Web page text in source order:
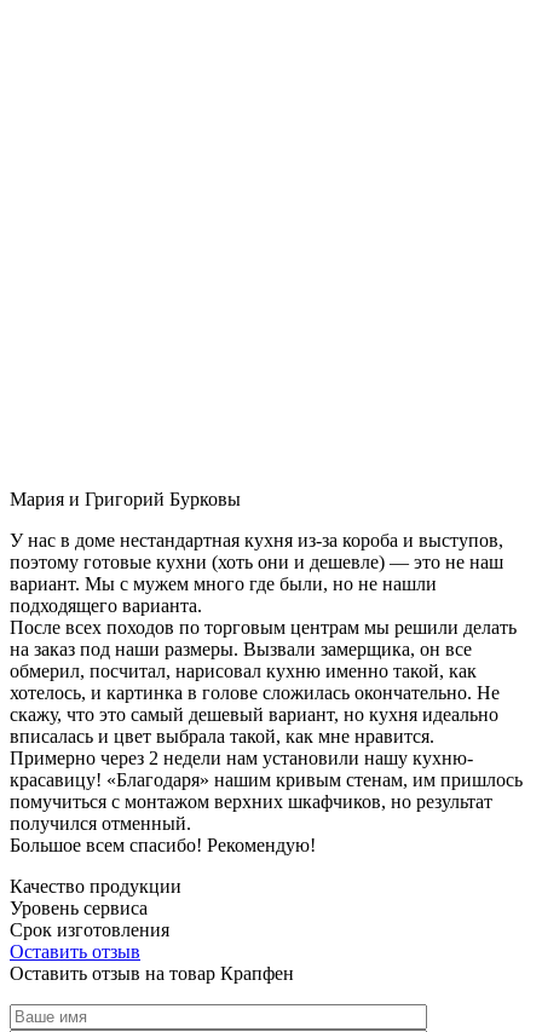
Мария и Григорий Бурковы
У нас в доме нестандартная кухня из-за короба и выступов,
поэтому готовые кухни (хоть они и дешевле) — это не наш
вариант. Мы с мужем много где были, но не нашли
подходящего варианта.
После всех походов по торговым центрам мы решили делать
на заказ под наши размеры. Вызвали замерщика, он все
обмерил, посчитал, нарисовал кухню именно такой, как
хотелось, и картинка в голове сложилась окончательно. Не
скажу, что это самый дешевый вариант, но кухня идеально
вписалась и цвет выбрала такой, как мне нравится.
Примерно через 2 недели нам установили нашу кухню-
красавицу! «Благодаря» нашим кривым стенам, им пришлось
помучиться с монтажом верхних шкафчиков, но результат
получился отменный.
Большое всем спасибо! Рекомендую!
Качество продукции
Уровень сервиса
Срок изготовления
Оставить отзыв
Оставить отзыв на товар Крапфен